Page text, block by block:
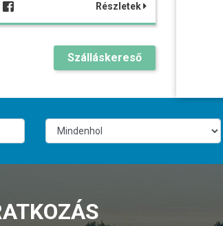
Részletek
Szálláskereső